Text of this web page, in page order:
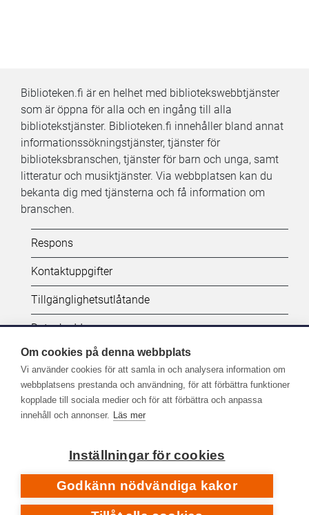
Biblioteken.fi är en helhet med bibliotekswebbtjänster
som är öppna för alla och en ingång till alla
bibliotekstjänster. Biblioteken.fi innehåller bland annat
informationssökningstjänster, tjänster för
biblioteksbranschen, tjänster för barn och unga, samt
litteratur och musiktjänster. Via webbplatsen kan du
bekanta dig med tjänsterna och få information om
branschen.
Kifi:
Biblioteken.fi-
alatunniste
(SV)
Respons
Kontaktuppgifter
Tillgänglighetsutlåtande
Dataskydd
Följ oss:
Fler kanaler på sociala medier
Om cookies på denna webbplats
Vi använder cookies för att samla in och analysera information om
webbplatsens prestanda och användning, för att förbättra funktioner
kopplade till sociala medier och för att förbättra och anpassa
innehåll och annonser. Läs mer
Inställningar för cookies
Godkänn nödvändiga kakor